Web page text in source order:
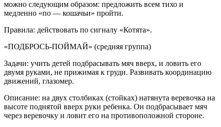
можно следующим образом: предложить всем тихо и
медленно «по — кошачьи» пройти.
Правила: действовать по сигналу «Котята».
«ПОДБРОСЬ-ПОЙМАЙ» (средняя группа)
Задачи: учить детей подбрасывать мяч вверх, и ловить его
двумя руками, не прижимая к груди. Развивать координацию
движений, глазомер.
Описание: на двух столбиках (стойках) натянута веревочка на
высоте поднятой вверх руки ребенка. Он подбрасывает мяч
через веревочку и ловит его на противоположной стороне.